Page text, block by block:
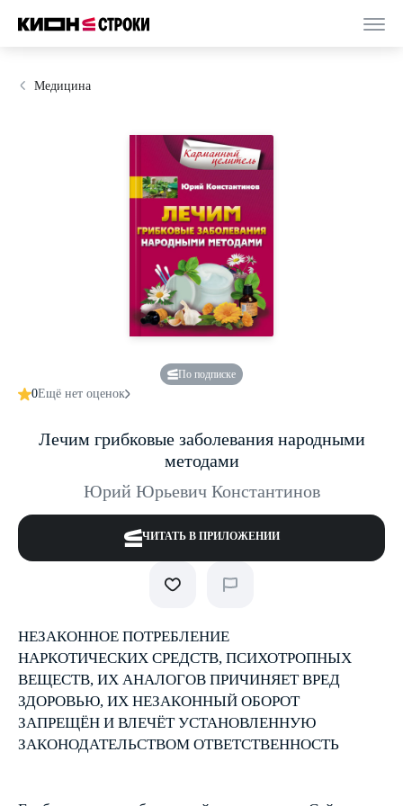
Медицина
По подписке
0Ещё нет оценок
Лечим грибковые заболевания народными
методами
Юрий Юрьевич Константинов
ЧИТАТЬ В ПРИЛОЖЕНИИ
НЕЗАКОННОЕ ПОТРЕБЛЕНИЕ
НАРКОТИЧЕСКИХ СРЕДСТВ, ПСИХОТРОПНЫХ
ВЕЩЕСТВ, ИХ АНАЛОГОВ ПРИЧИНЯЕТ ВРЕД
ЗДОРОВЬЮ, ИХ НЕЗАКОННЫЙ ОБОРОТ
ЗАПРЕЩЁН И ВЛЕЧЁТ УСТАНОВЛЕННУЮ
ЗАКОНОДАТЕЛЬСТВОМ ОТВЕТСТВЕННОСТЬ